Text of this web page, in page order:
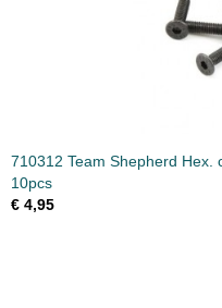
710312 Team Shepherd Hex.
10pcs
€ 4,95